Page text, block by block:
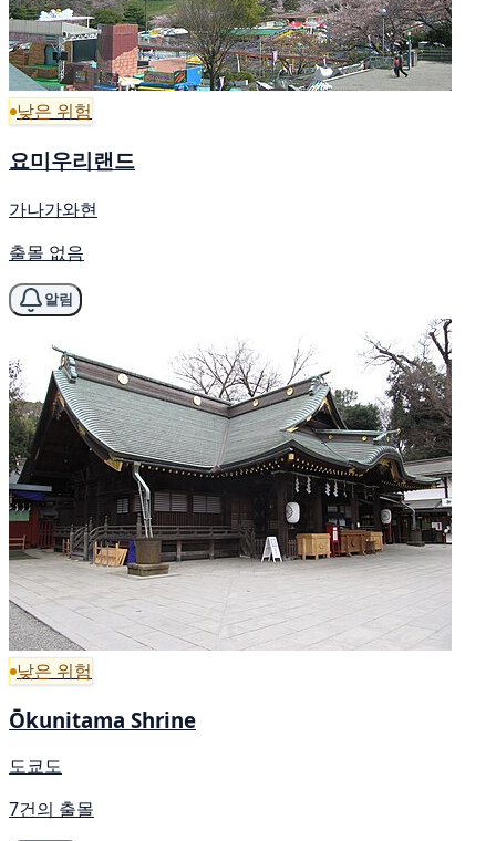
낮은 위험
요미우리랜드
가나가와현
출몰 없음
알림
낮은 위험
Ōkunitama Shrine
도쿄도
7건의 출몰